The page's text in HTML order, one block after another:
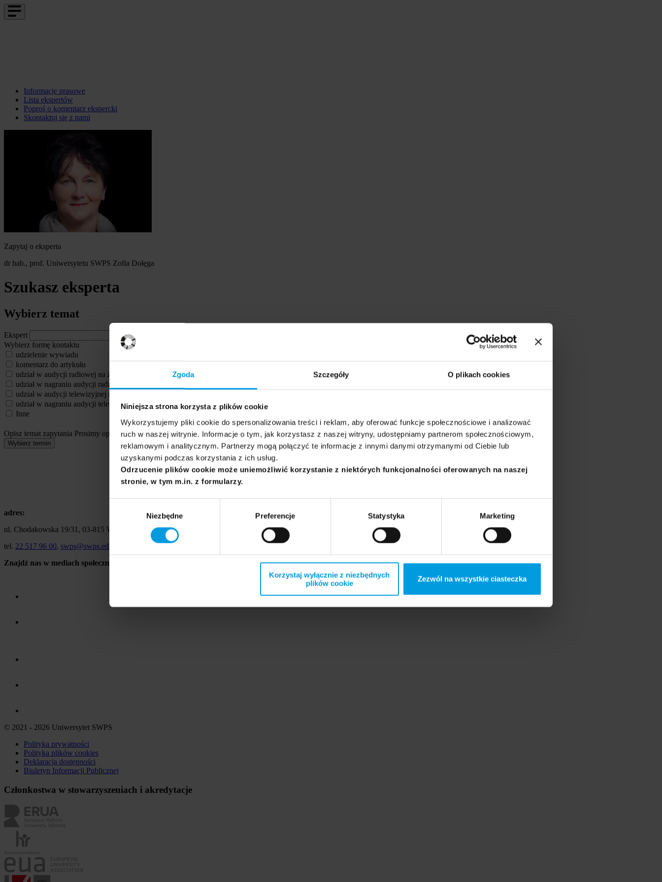
Zgoda Szczegóły O plikach cookies
Niniejsza strona korzysta z plików cookie
Wykorzystujemy pliki cookie do spersonalizowania treści i reklam, aby oferować funkcje społecznościowe i analizować
ruch w naszej witrynie. Informacje o tym, jak korzystasz z naszej witryny, udostępniamy partnerom społecznościowym,
reklamowym i analitycznym. Partnerzy mogą połączyć te informacje z innymi danymi otrzymanymi od Ciebie lub
uzyskanymi podczas korzystania z ich usług.
Odrzucenie plików cookie może uniemożliwić korzystanie z niektórych funkcjonalności oferowanych na naszej
stronie, w tym m.in. z formularzy.
Niezbędne Preferencje Statystyka Marketing
Korzystaj wyłącznie z niezbędnych
plików cookie
Zezwól na wszystkie ciasteczka
Informacje prasowe
Lista ekspertów
Poproś o komentarz ekspercki
Skontaktuj się z nami
Zapytaj o eksperta
dr hab., prof. Uniwersytetu SWPS Zofia Dołęga
Szukasz eksperta
Wybierz temat
Ekspert
Wybierz formę kontaktu
udzielenie wywiadu
komentarz do artykułu
udział w audycji radiowej na żywo
udział w nagraniu audycji radiowej
udział w audycji telewizyjnej na żywo
udział w nagraniu audycji telewizyjnej
Inne
Opisz temat zapytania Prosimy opisać problem, zjawisko czy wydarzenie, które będą przedmiotem komentarza eksperta:
Wybierz termin
adres:
ul. Chodakowska 19/31, 03-815 Warszawa
tel. 22 517 96 00, swps@swps.edu.pl
Znajdź nas w mediach społecznościowych:
© 2021 - 2026 Uniwersytet SWPS
Polityka prywatności
Polityka plików cookies
Deklaracja dostępności
Biuletyn Informacji Publicznej
Członkostwa w stowarzyszeniach i akredytacje